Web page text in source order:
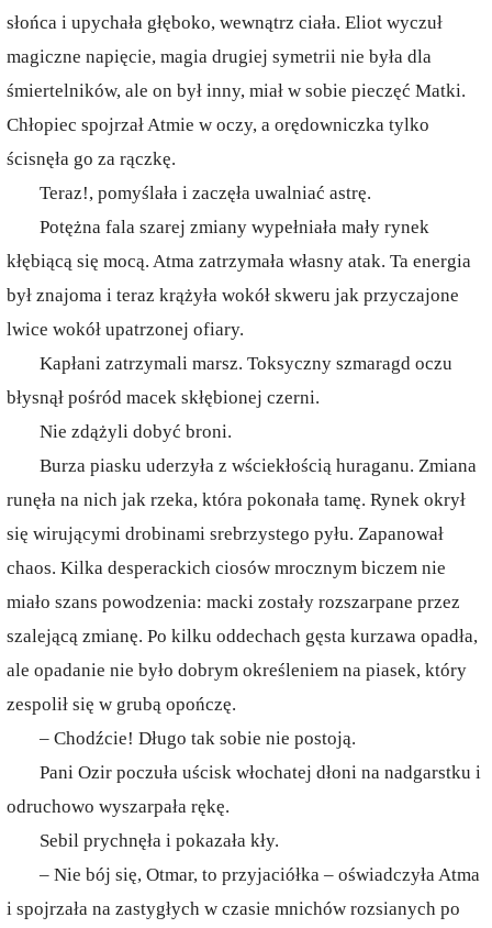
słońca i upychała głęboko, wewnątrz ciała. Eliot wyczuł
magiczne napięcie, magia drugiej symetrii nie była dla
śmiertelników, ale on był inny, miał w sobie pieczęć Matki.
Chłopiec spojrzał Atmie w oczy, a orędowniczka tylko
ścisnęła go za rączkę.
Teraz!, pomyślała i zaczęła uwalniać astrę.
Potężna fala szarej zmiany wypełniała mały rynek
kłębiącą się mocą. Atma zatrzymała własny atak. Ta energia
był znajoma i teraz krążyła wokół skweru jak przyczajone
lwice wokół upatrzonej ofiary.
Kapłani zatrzymali marsz. Toksyczny szmaragd oczu
błysnął pośród macek skłębionej czerni.
Nie zdążyli dobyć broni.
Burza piasku uderzyła z wściekłością huraganu. Zmiana
runęła na nich jak rzeka, która pokonała tamę. Rynek okrył
się wirującymi drobinami srebrzystego pyłu. Zapanował
chaos. Kilka desperackich ciosów mrocznym biczem nie
miało szans powodzenia: macki zostały rozszarpane przez
szalejącą zmianę. Po kilku oddechach gęsta kurzawa opadła,
ale opadanie nie było dobrym określeniem na piasek, który
zespolił się w grubą opończę.
– Chodźcie! Długo tak sobie nie postoją.
Pani Ozir poczuła uścisk włochatej dłoni na nadgarstku i
odruchowo wyszarpała rękę.
Sebil prychnęła i pokazała kły.
– Nie bój się, Otmar, to przyjaciółka – oświadczyła Atma
i spojrzała na zastygłych w czasie mnichów rozsianych po